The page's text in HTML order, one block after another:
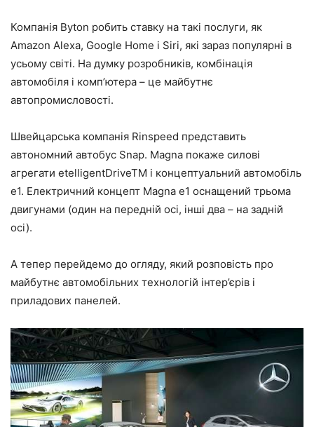
Компанія Byton робить ставку на такі послуги, як
Amazon Alexa, Google Home і Siri, які зараз популярні в
усьому світі. На думку розробників, комбінація
автомобіля і комп’ютера – це майбутнє
автопромисловості.
Швейцарська компанія Rinspeed представить
автономний автобус Snap. Magna покаже силові
агрегати etelligentDriveTM і концептуальний автомобіль
e1. Електричний концепт Magna e1 оснащений трьома
двигунами (один на передній осі, інші два – на задній
осі).
А тепер перейдемо до огляду, який розповість про
майбутнє автомобільних технологій інтер’єрів і
приладових панелей.